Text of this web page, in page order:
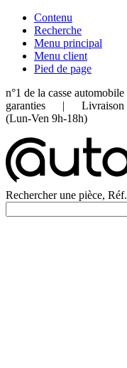
Contenu
Recherche
Menu principal
Menu client
Pied de page
n°1 de la casse
garanties | Livraison
(Lun-Ven 9h-18h)
Rechercher une pièce,